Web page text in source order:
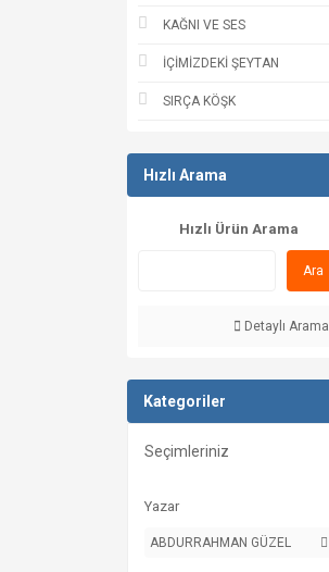
KAĞNI VE SES
İÇİMİZDEKİ ŞEYTAN
SIRÇA KÖŞK
Hızlı Arama
Hızlı Ürün Arama
Ara
Detaylı Arama
Kategoriler
Seçimleriniz
Yazar
ABDURRAHMAN GÜZEL